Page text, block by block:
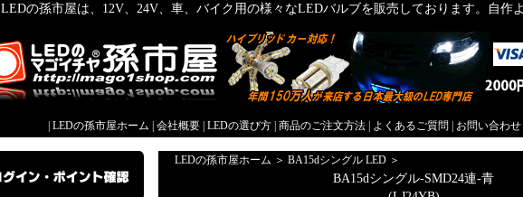
LEDの孫市屋は、12V、24V、車、バイク用の様々なLEDバルブを販売しております。自作
LEDの孫市屋ホーム 会社概要 LEDの選び方 商品のご注文方法 よくあるご質問 お問い合わせ
LEDの孫市屋ホーム ＞ BA15dシングル LED ＞
BA15dシングル-SMD24連-青